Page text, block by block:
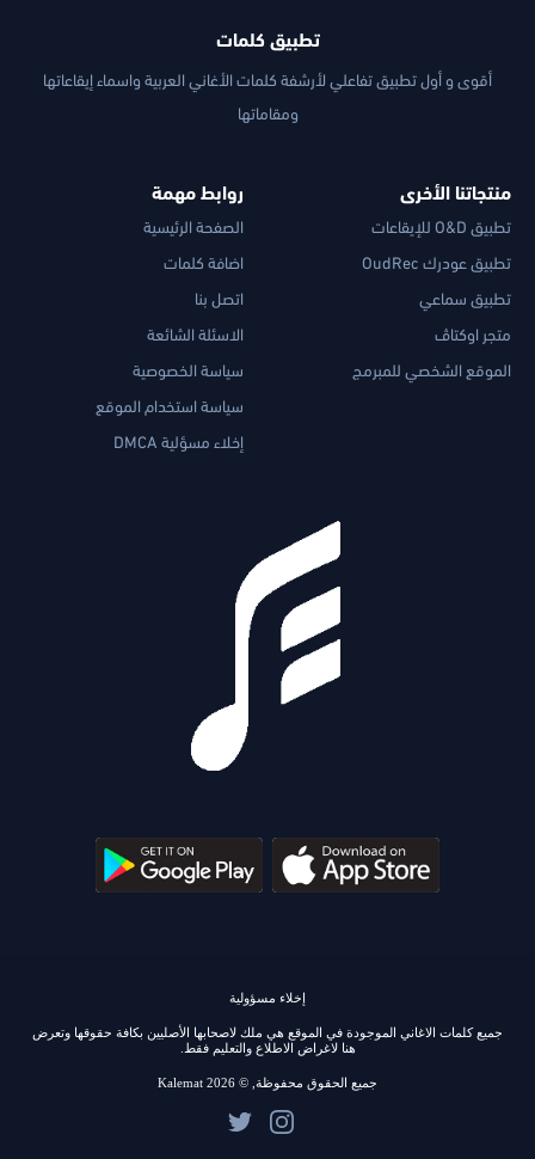
تطبيق كلمات
أقوى و أول تطبيق تفاعلي لأرشفة كلمات الأغاني العربية واسماء إيقاعاتها
ومقاماتها
منتجاتنا الأخرى
تطبيق O&D للإيقاعات
تطبيق عودرك OudRec
تطبيق سماعي
متجر اوكتاڤ
الموقع الشخصي للمبرمج
روابط مهمة
الصفحة الرئيسية
اضافة كلمات
اتصل بنا
الاسئلة الشائعة
سياسة الخصوصية
سياسة استخدام الموقع
إخلاء مسؤلية DMCA
إخلاء مسؤولية
جميع كلمات الاغاني الموجودة في الموقع هي ملك لاصحابها الأصليين بكافة حقوقها وتعرض
هنا لاغراض الاطلاع والتعليم فقط.
جميع الحقوق محفوظة, © 2026 Kalemat